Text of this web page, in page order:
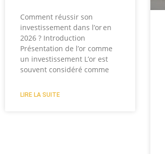
Comment réussir son
investissement dans l’or en
2026 ? Introduction
Présentation de l’or comme
un investissement L’or est
souvent considéré comme
LIRE LA SUITE